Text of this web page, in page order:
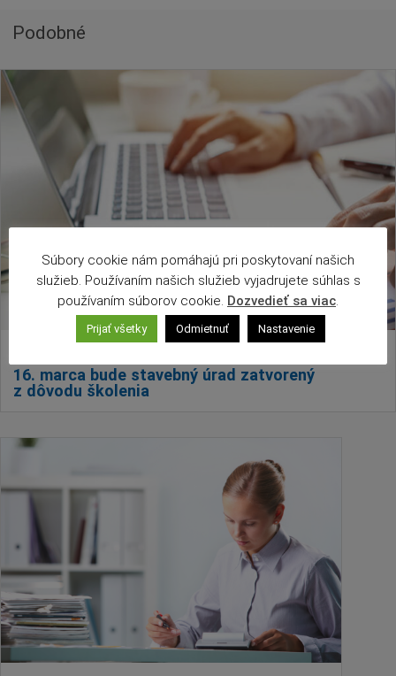
Osobnosti
Ocenenia
Voľby
Šport
Naše školy
Partnerské mestá
Národnostné menšiny
Rekonštrukcia
Turizmus
Zdravotníctvo
Dobrovoľníctvo
Rady a tipy
Benefícia
Deti a rodina
Dobrovoľníctvo
Benefícia
Podobné
16. marca bude stavebný úrad zatvorený
z dôvodu školenia
Súbory cookie nám pomáhajú pri poskytovaní našich
služieb. Používaním našich služieb vyjadrujete súhlas s
používaním súborov cookie. Dozvedieť sa viac.
Prijať všetky Odmietnuť Nastavenie